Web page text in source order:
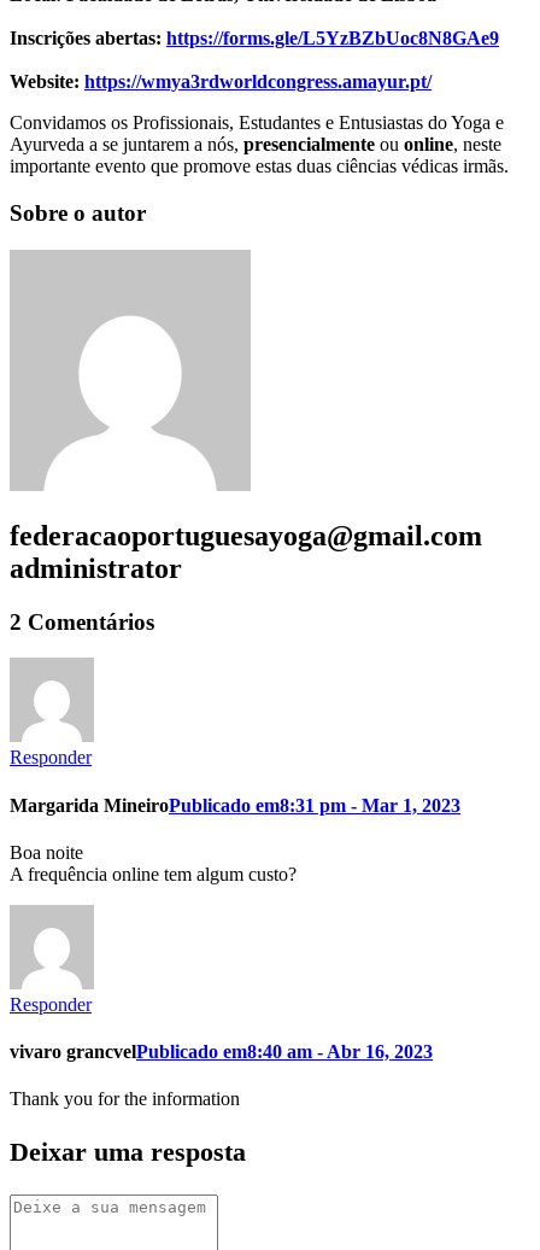
Inscrições abertas: https://forms.gle/L5YzBZbUoc8N8GAe9
Website: https://wmya3rdworldcongress.amayur.pt/
Convidamos os Profissionais, Estudantes e Entusiastas do Yoga e
Ayurveda a se juntarem a nós, presencialmente ou online, neste
importante evento que promove estas duas ciências védicas irmãs.
Sobre o autor
federacaoportuguesayoga@gmail.com
administrator
2 Comentários
Responder
Margarida MineiroPublicado em8:31 pm - Mar 1, 2023
Boa noite
A frequência online tem algum custo?
Responder
vivaro grancvelPublicado em8:40 am - Abr 16, 2023
Thank you for the information
Deixar uma resposta